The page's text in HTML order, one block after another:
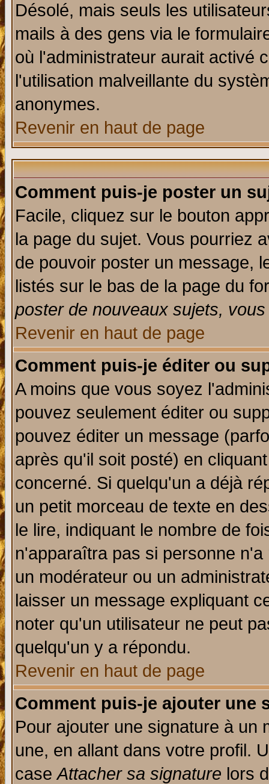
Désolé, mais seuls les
mails à des gens via le
où l'administrateur aurait activé
l'utilisation malveillante du
anonymes.
Revenir en haut de page
Comment puis-je poster un
Facile, cliquez sur le bouton
la page du sujet. Vous pourriez
de pouvoir poster un message,
listés sur le bas de la page du
poster de nouveaux sujets,
Revenir en haut de page
Comment puis-je éditer ou
A moins que vous soyez
pouvez seulement éditer ou
pouvez éditer un message
après qu'il soit posté) en
concerné. Si quelqu'un a déjà
un petit morceau de texte en
le lire, indiquant le nombre de
n'apparaîtra pas si personne
un modérateur ou un
laisser un message expliquant
noter qu'un utilisateur ne peut
quelqu'un y a répondu.
Revenir en haut de page
Comment puis-je ajouter une
Pour ajouter une signature à un
une, en allant dans votre profil.
caseAttacher sa signature lors